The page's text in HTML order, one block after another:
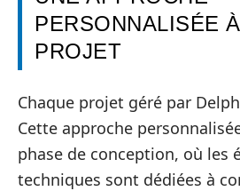
PERSONNALISÉE
PROJET
Chaque projet géré par
Cette approche
phase de conception, où les
techniques sont dédiées à